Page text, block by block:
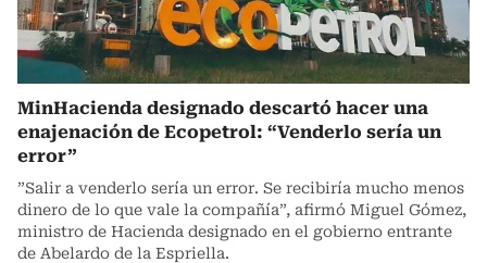
MinHacienda designado descartó hacer una
enajenación de Ecopetrol: “Venderlo sería un
error”
”Salir a venderlo sería un error. Se recibiría mucho menos
dinero de lo que vale la compañía”, afirmó Miguel Gómez,
ministro de Hacienda designado en el gobierno entrante
de Abelardo de la Espriella.